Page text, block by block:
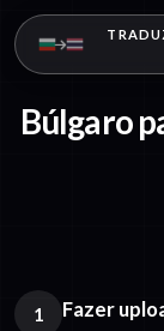
Búlgaro
1 Fazer